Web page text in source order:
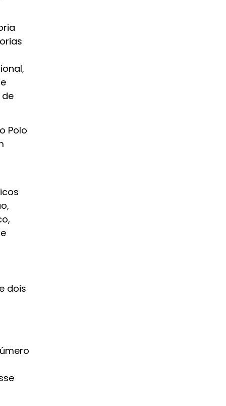
Polo
dois